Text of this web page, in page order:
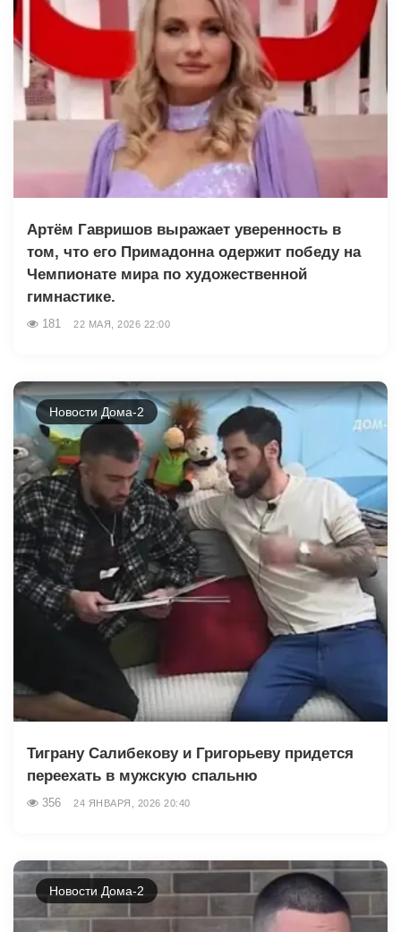
Артём Гавришов выражает уверенность в
том, что его Примадонна одержит победу на
Чемпионате мира по художественной
гимнастике.
181 22 МАЯ, 2026 22:00
Новости Дома-2
Тиграну Салибекову и Григорьеву придется
переехать в мужскую спальню
356 24 ЯНВАРЯ, 2026 20:40
Новости Дома-2